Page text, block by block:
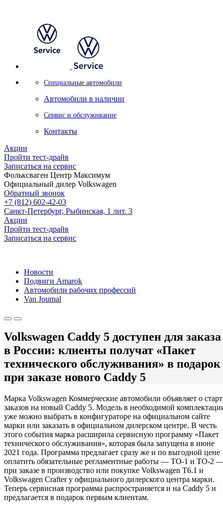
Специальные автомобили
Автомобили в наличии
Сервис и обслуживание
Контакты
Акции
Пройти тест-драйв
Записаться на сервис
Фольксваген Центр Максимум
Официальный дилер Volkswagen
Обратный звонок
+7 (812) 602-42-03
Санкт-Петербург, Рыбинская, 1 лит. 3
Акции
Пройти тест-драйв
Записаться на сервис
Новости
Подвиги Amarok
Автомобили рабочих профессий
Van Journal
Volkswagen Caddy 5 доступен для заказа
в России: клиенты получат «Пакет
технического обслуживания» в подарок
при заказе нового Caddy 5
Марка Volkswagen Коммерческие автомобили объявляет о
заказов на новый Caddy 5. Модель в необходимой
уже можно выбрать в конфигураторе на официальном сайте
марки или заказать в официальном дилерском центре. В честь
этого события марка расширила сервисную программу «Пакет
технического обслуживания», которая была запущена в июне
2021 года. Программа предлагает сразу же и по выгодной цене
оплатить обязательные регламентные работы — ТО-1 и ТО-2
при заказе в производство или покупке Volkswagen T6.1 и
Volkswagen Crafter у официального дилерского центра марки.
Теперь сервисная программа распространяется и на Caddy 5 и
предлагается в подарок первым клиентам.